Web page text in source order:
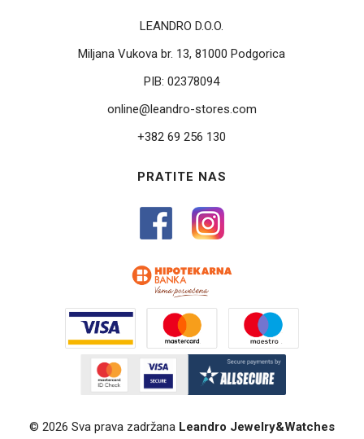
LEANDRO D.O.O.
Miljana Vukova br. 13, 81000 Podgorica
PIB:02378094
online@leandro-stores.com
+382 69 256 130
PRATITE NAS
© 2026 Sva prava zadržana Leandro Jewelry&Watches